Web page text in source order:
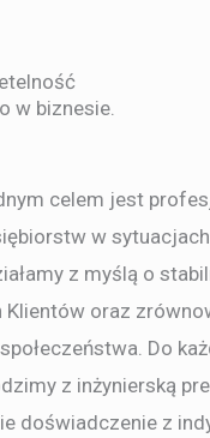
w biznesie.
celem jest
w sytuacjach
z myślą o
Klientów oraz
Do
z inżynierską
doświadczenie z